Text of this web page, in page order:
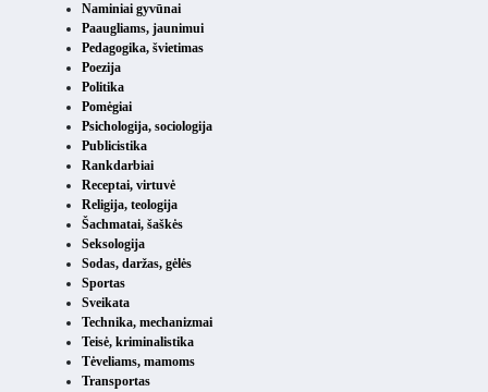
Naminiai gyvūnai
Paaugliams, jaunimui
Pedagogika, švietimas
Poezija
Politika
Pomėgiai
Psichologija, sociologija
Publicistika
Rankdarbiai
Receptai, virtuvė
Religija, teologija
Šachmatai, šaškės
Seksologija
Sodas, daržas, gėlės
Sportas
Sveikata
Technika, mechanizmai
Teisė, kriminalistika
Tėveliams, mamoms
Transportas